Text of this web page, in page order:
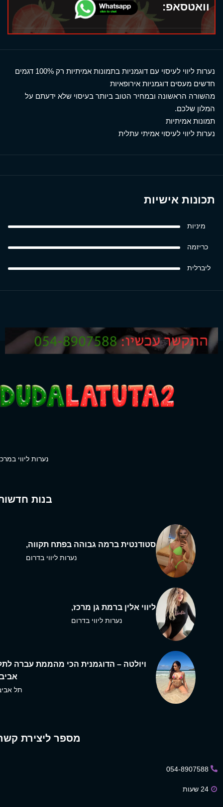
וואטסאפ:
נערות ליווי לעיסוי עם דוגמניות בתמונות אמיתיות רק 100% דגמים
חדשים מעסים דוגמניות אירופאיות
מהשורה הראשונה ובמחיר הטוב ביותר בעיסוי שלא ידעתם על
המלון שלכם.
תמונות אמיתיות
נערות ליווי לעיסוי אמיתי עתלית
תכונות אישיות
מיניות
כריזמה
ליברלית
נערות ליווי
בנות
סטודנטית ברמה גבוהה בפתח תקווה,
נערות ליווי בדרום
ליווי אלין ברמת גן מרכז,
נערות ליווי בדרום
ויולטה – הדוגמנית הכי מהממת עברה
תל
מספר ליצירת
054-8907588
24 שעות